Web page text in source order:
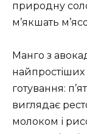
природну
м’якшать
Манго з
найпростіших
готування:
виглядає
молоком і